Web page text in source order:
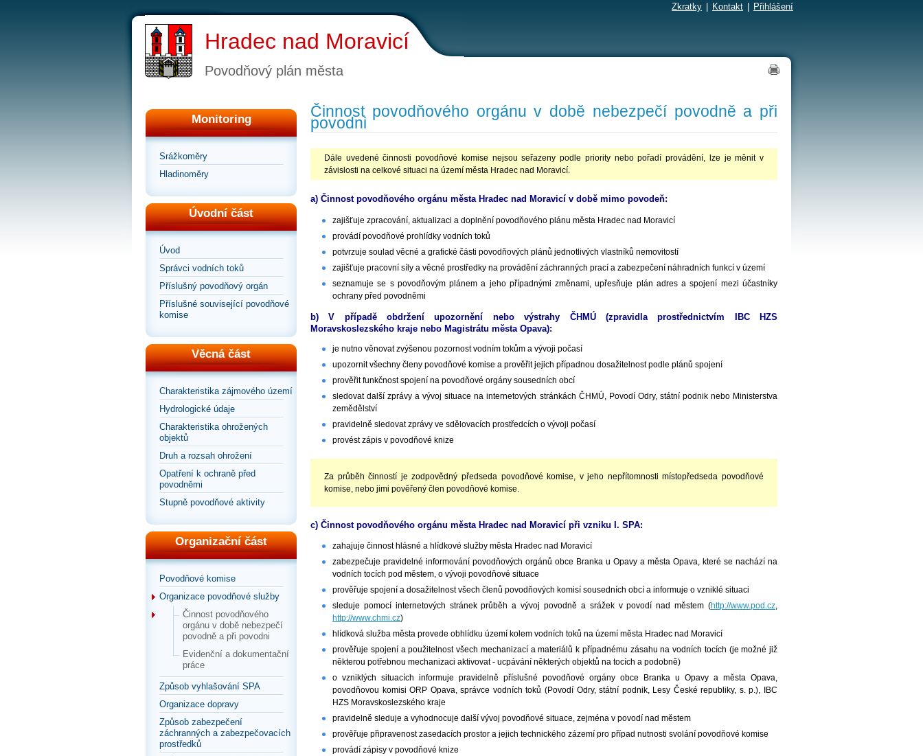
Zkratky Kontakt Přihlášení
Hradec nad Moravicí
Povodňový plán města
Monitoring
Srážkoměry
Hladinoměry
Úvodní část
Úvod
Správci vodních toků
Příslušný povodňový orgán
Příslušné související povodňové
komise
Věcná část
Charakteristika zájmového území
Hydrologické údaje
Charakteristika ohrožených
objektů
Druh a rozsah ohrožení
Opatření k ochraně před
povodněmi
Stupně povodňové aktivity
Organizační část
Povodňové komise
Organizace povodňové služby
Činnost povodňového
orgánu v době nebezpečí
povodně a při povodni
Evidenční a dokumentační
práce
Způsob vyhlašování SPA
Organizace dopravy
Způsob zabezpečení
záchranných a zabezpečovacích
prostředků
Činnost povodňového orgánu v době nebezpečí povodně a při
povodni
Dále uvedené činnosti povodňové komise nejsou seřazeny podle priority nebo pořadí provádění, lze je měnit v
závislosti na celkové situaci na území města Hradec nad Moravicí.
a) Činnost povodňového orgánu města Hradec nad Moravicí v době mimo povodeň:
zajišťuje zpracování, aktualizaci a doplnění povodňového plánu města Hradec nad Moravicí
provádí povodňové prohlídky vodních toků
potvrzuje soulad věcné a grafické části povodňových plánů jednotlivých vlastníků nemovitostí
zajišťuje pracovní síly a věcné prostředky na provádění záchranných prací a zabezpečení náhradních funkcí v území
seznamuje se s povodňovým plánem a jeho případnými změnami, upřesňuje plán adres a spojení mezi účastníky
ochrany před povodněmi
b) V případě obdržení upozornění nebo výstrahy ČHMÚ (zpravidla prostřednictvím IBC HZS
Moravskoslezského kraje nebo Magistrátu města Opava):
je nutno věnovat zvýšenou pozornost vodním tokům a vývoji počasí
upozornit všechny členy povodňové komise a prověřit jejich případnou dosažitelnost podle plánů spojení
prověřit funkčnost spojení na povodňové orgány sousedních obcí
sledovat další zprávy a vývoj situace na internetových stránkách ČHMÚ, Povodí Odry, státní podnik nebo Ministerstva
zemědělství
pravidelně sledovat zprávy ve sdělovacích prostředcích o vývoji počasí
provést zápis v povodňové knize
Za průběh činností je zodpovědný předseda povodňové komise, v jeho nepřítomnosti místopředseda povodňové
komise, nebo jimi pověřený člen povodňové komise.
c) Činnost povodňového orgánu města Hradec nad Moravicí při vzniku I. SPA:
zahajuje činnost hlásné a hlídkové služby města Hradec nad Moravicí
zabezpečuje pravidelné informování povodňových orgánů obce Branka u Opavy a města Opava, které se nachází na
vodních tocích pod městem, o vývoji povodňové situace
prověřuje spojení a dosažitelnost všech členů povodňových komisí sousedních obcí a informuje o vzniklé situaci
sleduje pomocí internetových stránek průběh a vývoj povodně a srážek v povodí nad městem (http://www.pod.cz,
http://www.chmi.cz)
hlídková služba města provede obhlídku území kolem vodních toků na území města Hradec nad Moravicí
prověřuje spojení a použitelnost všech mechanizací a materiálů k případnému zásahu na vodních tocích (je možné již
některou potřebnou mechanizaci aktivovat - ucpávání některých objektů na tocích a podobně)
o vzniklých situacích informuje pravidelně příslušné povodňové orgány obce Branka u Opavy a města Opava,
povodňovou komisi ORP Opava, správce vodních toků (Povodí Odry, státní podnik, Lesy České republiky, s. p.), IBC
HZS Moravskoslezského kraje
pravidelně sleduje a vyhodnocuje další vývoj povodňové situace, zejména v povodí nad městem
prověřuje připravenost zasedacích prostor a jejich technického zázemí pro případ nutnosti svolání povodňové komise
provádí zápisy v povodňové knize